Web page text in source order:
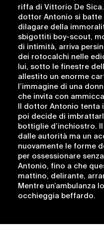
riffa di Vittorio De
dottor Antonio si batte
dilagare della
sbigottiti boy-scout,
di intimità, arriva
dei rotocalchi nelle
lui, sotto le finestre
allestito un enorme
l’immagine di una
che invita con
Il dottor Antonio tenta
poi decide di
bottiglie d’inchiostro.
dalle autorità ma un
nuovamente le forme
per ossessionare
Antonio, fino a che
mattino, delirante,
Mentre un’ambulanza
occhieggia beffardo.